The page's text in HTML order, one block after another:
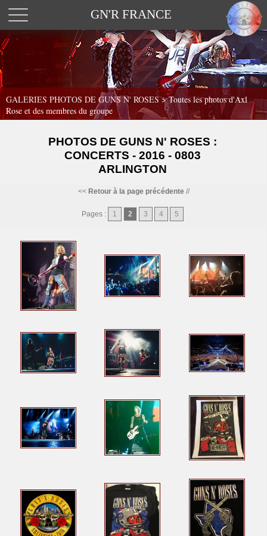
GN'R FRANCE
GALERIES PHOTOS DE GUNS N' ROSES >Toutes les photos d'Axl
Rose et des membres du groupe
PHOTOS DE GUNS N' ROSES :
CONCERTS - 2016 - 0803
ARLINGTON
<< Retour à la page précédente//
Pages : 1 2 3 4 5